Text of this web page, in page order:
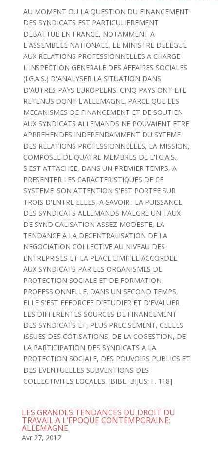
AU MOMENT OU LA QUESTION DU FINANCEMENT
DES SYNDICATS EST PARTICULIEREMENT
DEBATTUE EN FRANCE, NOTAMMENT A
L'ASSEMBLEE NATIONALE, LE MINISTRE DELEGUE
AUX RELATIONS PROFESSIONNELLES A CHARGE
L'INSPECTION GENERALE DES AFFAIRES SOCIALES
(I.G.A.S.) D'ANALYSER LA SITUATION DANS
D'AUTRES PAYS EUROPEENS. CINQ PAYS ONT ETE
RETENUS DONT L'ALLEMAGNE. PARCE QUE LES
MECANISMES DE FINANCEMENT ET DE SOUTIEN
AUX SYNDICATS ALLEMANDS NE POUVAIENT ETRE
APPREHENDES INDEPENDAMMENT DU SYTEME
DES RELATIONS PROFESSIONNELLES, LA MISSION,
COMPOSEE DE QUATRE MEMBRES DE L'I.G.A.S.,
S'EST ATTACHEE, DANS UN PREMIER TEMPS, A
PRESENTER LES CARACTERISTIQUES DE CE
SYSTEME. SON ATTENTION S'EST PORTEE SUR
TROIS D'ENTRE ELLES, A SAVOIR : LA PUISSANCE
DES SYNDICATS ALLEMANDS MALGRE UN TAUX
DE SYNDICALISATION ASSEZ MODESTE, LA
TENDANCE A LA DECENTRALISATION DE LA
NEGOCIATION COLLECTIVE AU NIVEAU DES
ENTREPRISES ET LA PLACE LIMITEE ACCORDEE
AUX SYNDICATS PAR LES ORGANISMES DE
PROTECTION SOCIALE ET DE FORMATION
PROFESSIONNELLE. DANS UN SECOND TEMPS,
ELLE S'EST EFFORCEE D'ETUDIER ET D'EVALUER
LES DIFFERENTES SOURCES DE FINANCEMENT
DES SYNDICATS ET, PLUS PRECISEMENT, CELLES
ISSUES DES COTISATIONS, DE LA COGESTION, DE
LA PARTICIPATION DES SYNDICATS A LA
PROTECTION SOCIALE, DES POUVOIRS PUBLICS ET
DES EVENTUELLES SUBVENTIONS DES
COLLECTIVITES LOCALES. [BIBLI BIJUS: F. 118]
LES GRANDES TENDANCES DU DROIT DU
TRAVAIL A L’EPOQUE CONTEMPORAINE:
ALLEMAGNE
Avr 27, 2012